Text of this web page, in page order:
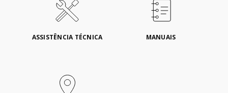
ASSISTÊNCIA TÉCNICA MANUAIS